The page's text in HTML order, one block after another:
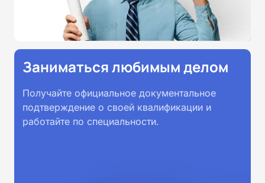
Заниматься любимым делом
Получайте официальное документальное
подтверждение о своей квалификации и
работайте по специальности.